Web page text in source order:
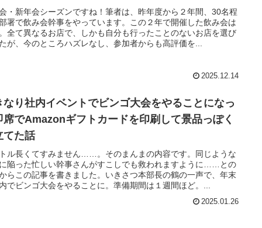
・新年会シーズンですね！筆者は、昨年度から２年間、30名程
署で飲み会幹事をやっています。この２年で開催した飲み会は
全て異なるお店で、しかも自分も行ったことのないお店を選び
が、今のところハズレなし、参加者からも高評価を...
2025.12.14
なり社内イベントでビンゴ大会をやることになっ
席でAmazonギフトカードを印刷して景品っぽく
てた話
ル長くてすみません……。そのまんまの内容です。同じような
陥った忙しい幹事さんがすこしでも救われますように……との
らこの記事を書きました。いきさつ本部長の鶴の一声で、年末
でビンゴ大会をやることに。準備期間は１週間ほど。...
2025.01.26